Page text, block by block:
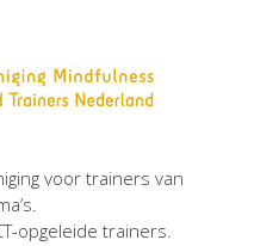
voor trainers van
opgeleide trainers.